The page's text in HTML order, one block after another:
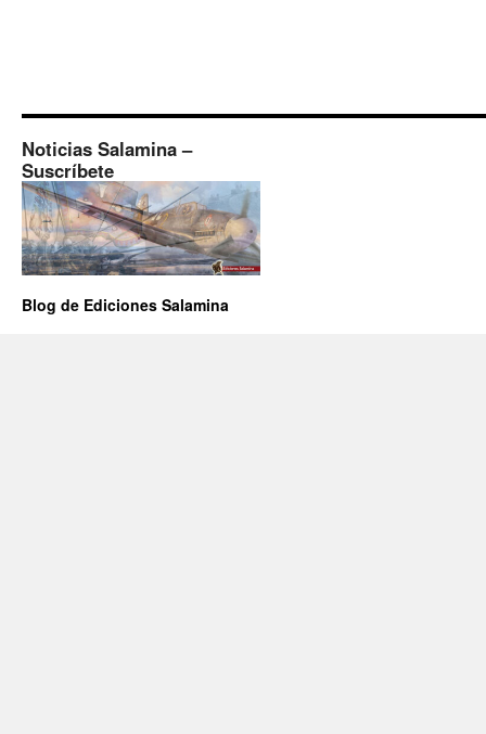
Noticias Salamina –
Suscríbete
Blog de Ediciones Salamina